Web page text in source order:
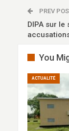
PREV
DIPA sur
You
ACTUALITÉ